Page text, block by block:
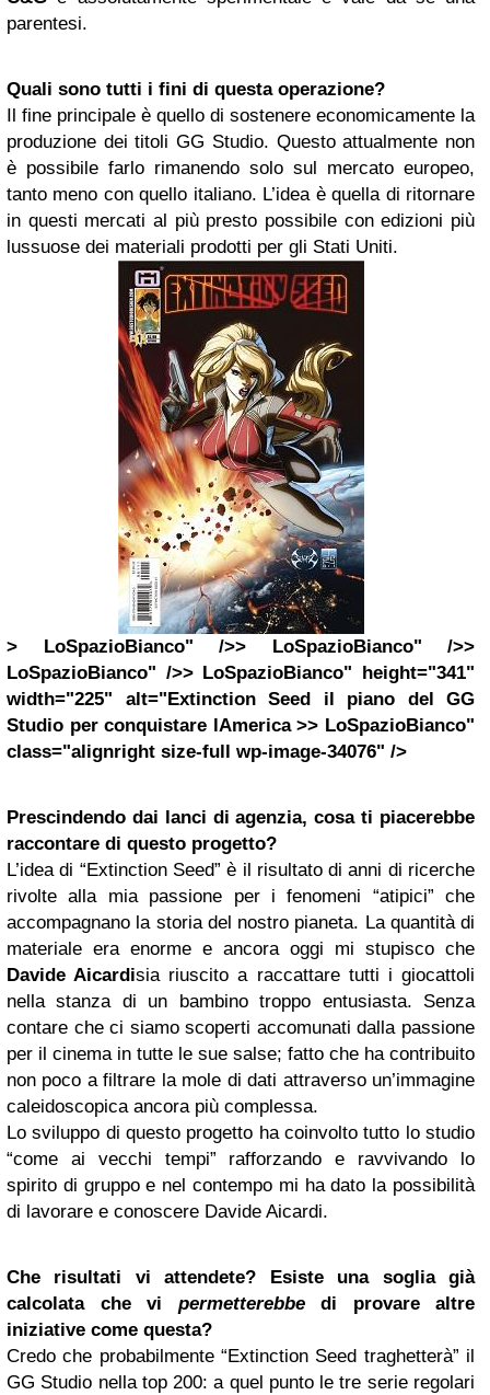
parentesi.
Quali sono tutti i fini di questa operazione?
Il fine principale è quello di sostenere economicamente la
produzione dei titoli GG Studio. Questo attualmente non
è possibile farlo rimanendo solo sul mercato europeo,
tanto meno con quello italiano. L’idea è quella di ritornare
in questi mercati al più presto possibile con edizioni più
lussuose dei materiali prodotti per gli Stati Uniti.
> LoSpazioBianco" />> LoSpazioBianco" />>
LoSpazioBianco" />> LoSpazioBianco" height="341"
width="225" alt="Extinction Seed il piano del GG
Studio per conquistare lAmerica >> LoSpazioBianco"
class="alignright size-full wp-image-34076" />
Prescindendo dai lanci di agenzia, cosa ti piacerebbe
raccontare di questo progetto?
L’idea di “Extinction Seed” è il risultato di anni di ricerche
rivolte alla mia passione per i fenomeni “atipici” che
accompagnano la storia del nostro pianeta. La quantità di
materiale era enorme e ancora oggi mi stupisco che
Davide Aicardisia riuscito a raccattare tutti i giocattoli
nella stanza di un bambino troppo entusiasta. Senza
contare che ci siamo scoperti accomunati dalla passione
per il cinema in tutte le sue salse; fatto che ha contribuito
non poco a filtrare la mole di dati attraverso un’immagine
caleidoscopica ancora più complessa.
Lo sviluppo di questo progetto ha coinvolto tutto lo studio
“come ai vecchi tempi” rafforzando e ravvivando lo
spirito di gruppo e nel contempo mi ha dato la possibilità
di lavorare e conoscere Davide Aicardi.
Che risultati vi attendete? Esiste una soglia già
calcolata che vi permetterebbedi provare altre
iniziative come questa?
Credo che probabilmente “Extinction Seed traghetterà” il
GG Studio nella top 200: a quel punto le tre serie regolari